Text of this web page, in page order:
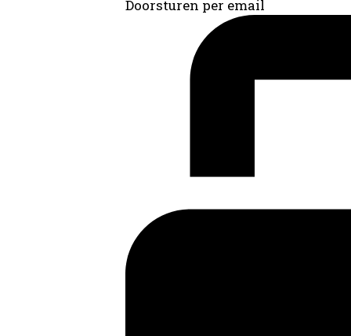
Doorsturen per email